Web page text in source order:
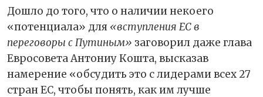
Дошло до того, что о наличии некоего
«потенциала» для «вступления ЕС в
переговоры с Путиным» заговорил даже глава
Евросовета Антониу Кошта, высказав
намерение «обсудить это с лидерами всех 27
стран ЕС, чтобы понять, как им лучше